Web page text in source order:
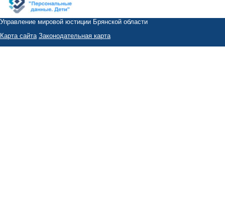
Управление мировой юстиции Брянской области
Карта сайта Законодательная карта